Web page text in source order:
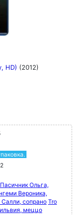
HD) (2012)
Ольга,
Вероника,
сопраноTro
меццо